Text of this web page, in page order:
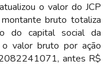
o valor do JCP
bruto totaliza
do capital social da
valor bruto por ação
antes R$